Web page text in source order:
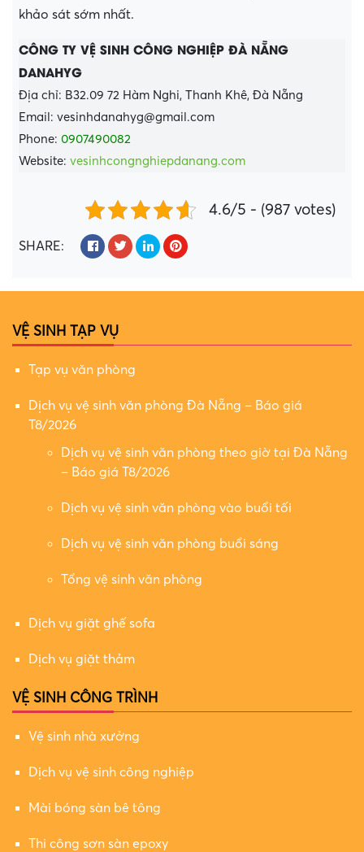
khảo sát sớm nhất.
CÔNG TY VỆ SINH CÔNG NGHIỆP ĐÀ NẴNG
DANAHYG
Địa chỉ: B32.09 72 Hàm Nghi, Thanh Khê, Đà Nẵng
Email: vesinhdanahyg@gmail.com
Phone: 0907490082
Website: vesinhcongnghiepdanang.com
4.6/5 - (987 votes)
SHARE:
VỆ SINH TẠP VỤ
Tạp vụ văn phòng
Dịch vụ vệ sinh văn phòng Đà Nẵng – Báo giá
T8/2026
Dịch vụ vệ sinh văn phòng theo giờ tại Đà Nẵng
– Báo giá T8/2026
Dịch vụ vệ sinh văn phòng vào buổi tối
Dịch vụ vệ sinh văn phòng buổi sáng
Tổng vệ sinh văn phòng
Dịch vụ giặt ghế sofa
Dịch vụ giặt thảm
VỆ SINH CÔNG TRÌNH
Vệ sinh nhà xưởng
Dịch vụ vệ sinh công nghiệp
Mài bóng sàn bê tông
Thi công sơn sàn epoxy